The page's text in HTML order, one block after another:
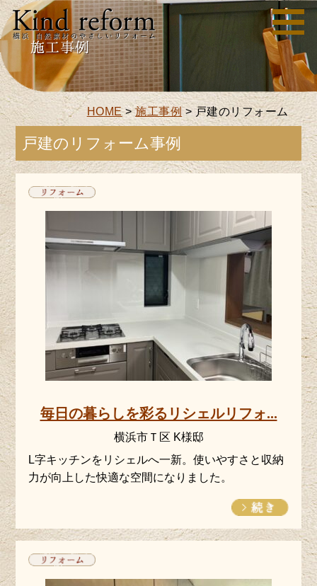
HOME>施工事例>戸建のリフォーム
毎日の暮らしを彩るリシェルリフォ...
横浜市Ｔ区 K様邸
L字キッチンをリシェルへ一新。使いやすさと収納
力が向上した快適な空間になりました。